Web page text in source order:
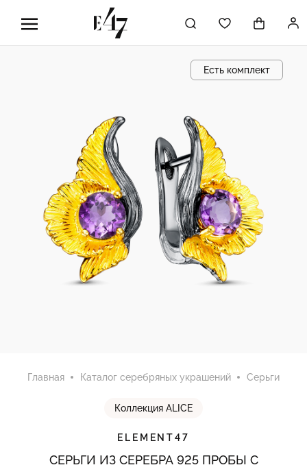
Есть комплект
Главная Каталог серебряных украшений Серьги
Коллекция ALICE
ELEMENT47
СЕРЬГИ ИЗ СЕРЕБРА 925 ПРОБЫ С